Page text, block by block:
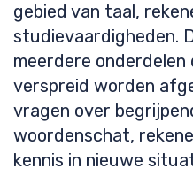
gebied van taal,
studievaardigheden.
meerdere
verspreid worden
vragen over
woordenschat,
kennis in nieuwe